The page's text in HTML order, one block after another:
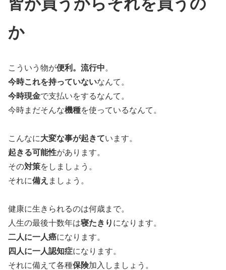
か
こういう物が便利。流行中。
今時これを持っていないなんて。
今時現金で支払いをするなんて。
今時まだそんな機種を使っているなんて。
こんなに大変な事が起きています。
起きる可能性があります。
その対策をしましょう。
それに備え ましょう。
健康に生きられるのは何歳まで。
人生の最後十数年は寝たきり になります。
二人に一人癌になります。
四人に一人認知症になります。
それに備えて各種保険加入しましょう。